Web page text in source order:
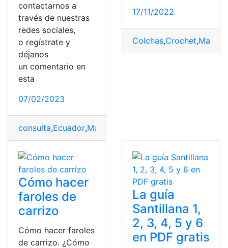
contactarnos a
través de nuestras
redes sociales,
o regístrate y
déjanos
un comentario en
esta
07/02/2023
consulta,Ecuador,Materiales
17/11/2022
Colchas,Crochet,
Cómo hacer
faroles de
carrizo
Cómo hacer faroles
de carrizo. ¿Cómo
La guía
Santillana 1,
2, 3, 4, 5 y 6
en PDF gratis